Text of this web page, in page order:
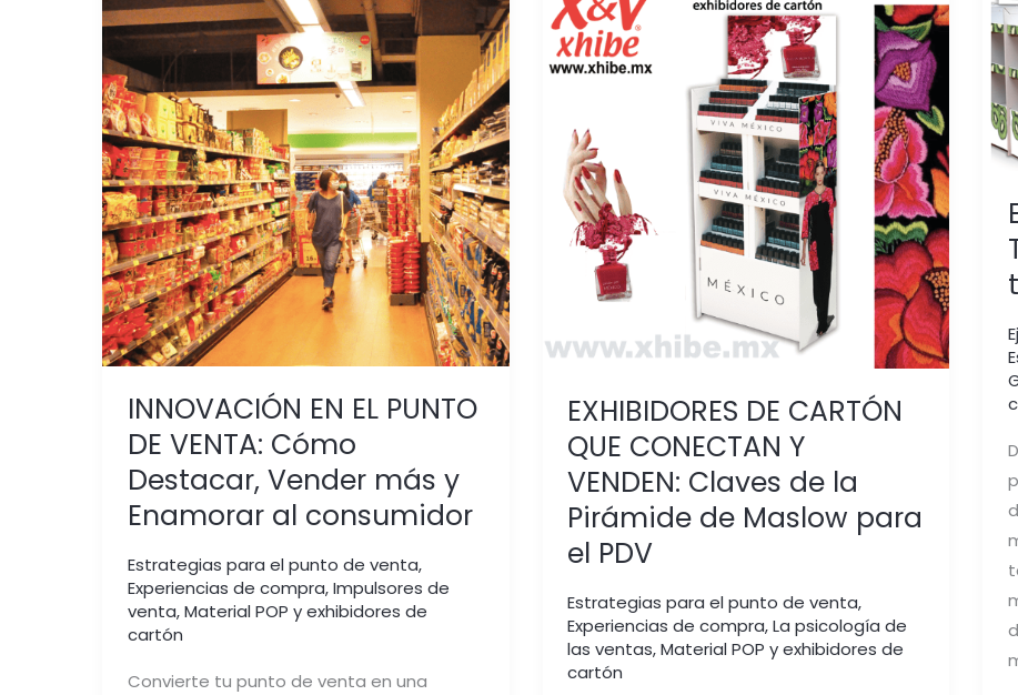
INNOVACIÓN EN EL PUNTO
DE VENTA: Cómo
Destacar, Vender más y
Enamorar al consumidor
Estrategias para el punto de venta,
Experiencias de compra,Impulsores de
venta,Material POP y exhibidores de
cartón
Convierte tu punto de venta en una
EN
EL
PUNTO
DE
VENTA:
Cómo
Destacar,
Vender
más
y
Enamorar
al
EXHIBIDORES DE CARTÓN
QUE CONECTAN Y
VENDEN: Claves de la
Pirámide de Maslow para
el PDV
Estrategias para el punto de venta,
Experiencias de compra,La psicología de
las ventas,Material POP y exhibidores de
cartón
DE
CARTÓN
Y
VENDEN:
Claves
de
Pirámide
Maslow
el
PDV